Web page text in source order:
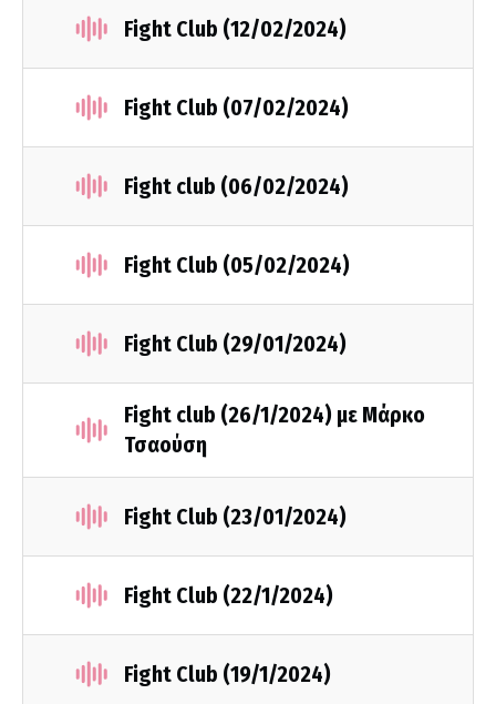
Fight Club (12/02/2024)
Fight Club (07/02/2024)
Fight club (06/02/2024)
Fight Club (05/02/2024)
Fight Club (29/01/2024)
Fight club (26/1/2024) με Μάρκο
Τσαούση
Fight Club (23/01/2024)
Fight Club (22/1/2024)
Fight Club (19/1/2024)